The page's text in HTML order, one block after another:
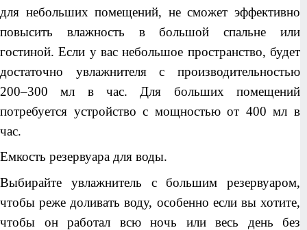
для небольших помещений, не сможет эффективно
повысить влажность в большой спальне или
гостиной. Если у вас небольшое пространство, будет
достаточно увлажнителя с производительностью
200–300 мл в час. Для больших помещений
потребуется устройство с мощностью от 400 мл в
час.
Емкость резервуара для воды.
Выбирайте увлажнитель с большим резервуаром,
чтобы реже доливать воду, особенно если вы хотите,
чтобы он работал всю ночь или весь день без